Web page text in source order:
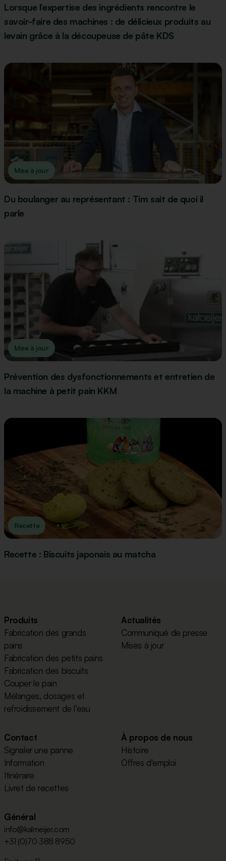
Lorsque l’expertise des ingrédients rencontre le
savoir-faire des machines : de délicieux produits au
levain grâce à la découpeuse de pâte KDS
Mise à jour
Du boulanger au représentant : Tim sait de quoi il
parle
Mise à jour
Prévention des dysfonctionnements et entretien de
la machine à petit pain KKM
Recette
Recette : Biscuits japonais au matcha
Produits
Fabrication des grands
pains
Fabrication des petits pains
Fabrication des biscuits
Couper le pain
Mélanges, dosages et
refroidissement de l’eau
Actualités
Communiqué de presse
Mises à jour
Contact
Signaler une panne
Information
Itinéraire
Livret de recettes
À propos de nous
Histoire
Offres d'emploi
Général
info@kalmeijer.com
+31 (0)70 388 8950